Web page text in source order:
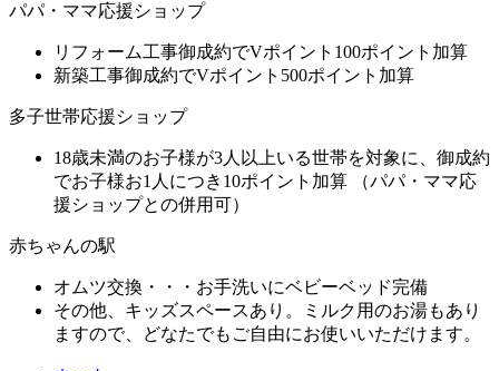
パパ・ママ応援ショップ
リフォーム工事御成約でVポイント100ポイント加算
新築工事御成約でVポイント500ポイント加算
多子世帯応援ショップ
18歳未満のお子様が3人以上いる世帯を対象に、御成約
でお子様お1人につき10ポイント加算 （パパ・ママ応
援ショップとの併用可）
赤ちゃんの駅
オムツ交換・・・お手洗いにベビーベッド完備
その他、キッズスペースあり。ミルク用のお湯もあり
ますので、どなたでもご自由にお使いいただけます。